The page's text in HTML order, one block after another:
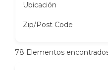
Ubicación
Zip/Post Code
78 Elementos